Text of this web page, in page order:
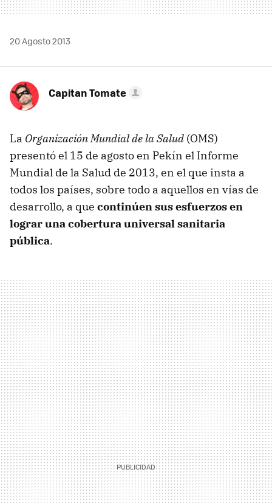
20 Agosto 2013
Capitan Tomate
La Organización Mundial de la Salud (OMS)
presentó el 15 de agosto en Pekín el Informe
Mundial de la Salud de 2013, en el que insta a
todos los países, sobre todo a aquellos en vías de
desarrollo, a que continúen sus esfuerzos en
lograr una cobertura universal sanitaria
pública.